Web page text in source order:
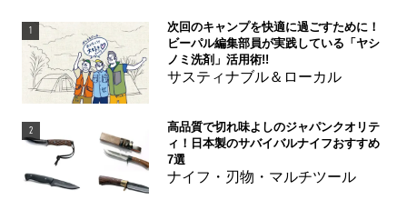
1
次回のキャンプを快適に過ごすために！
ビーパル編集部員が実践している「ヤシ
ノミ洗剤」活用術!!
サスティナブル＆ローカル
2
高品質で切れ味よしのジャパンクオリテ
ィ！日本製のサバイバルナイフおすすめ
7選
ナイフ・刃物・マルチツール